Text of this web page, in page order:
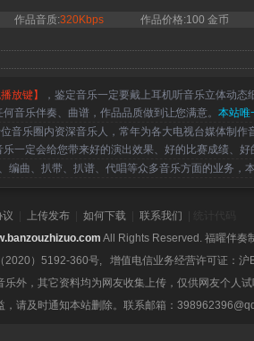
作品音质:320Kbps 作品价格:100 金币
放键】
，鉴定音乐一定要戴上耳机听音乐立体动
音乐伴奏、曲谱，作品品质做到让您满意。 本站唯
乐圈内资深音乐人，常年为各大电视台媒体制作
一定会给您带来好的演出效果、好的比赛成绩、好
曲、扒带、扒谱、代唱等众多音乐方面的业务，
议 上传发布 如何下载 联系我们
All Rights Reserved. 福曜伴奏
2020）5192-360号, 增值电信业务经营许可证：
外，其它资料均为网友收集上传，仅供网友个人
，请及时通知本站删除。联系邮箱：